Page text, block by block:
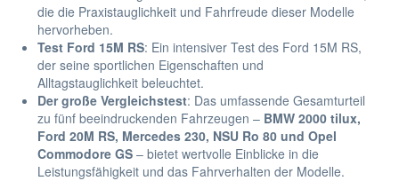
die die Praxistauglichkeit und Fahrfreude dieser Modelle
hervorheben.
Test Ford 15M RS: Ein intensiver Test des Ford 15M RS,
der seine sportlichen Eigenschaften und
Alltagstauglichkeit beleuchtet.
Der große Vergleichstest: Das umfassende Gesamturteil
zu fünf beeindruckenden Fahrzeugen – BMW 2000 tilux,
Ford 20M RS, Mercedes 230, NSU Ro 80 und Opel
Commodore GS – bietet wertvolle Einblicke in die
Leistungsfähigkeit und das Fahrverhalten der Modelle.